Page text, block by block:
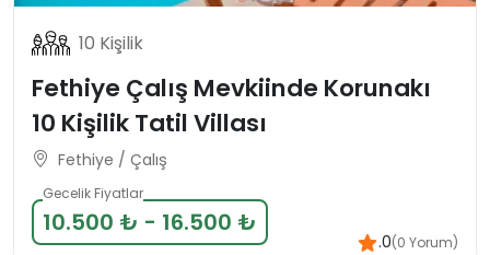
10 Kişilik
Fethiye Çalış Mevkiinde Korunakı
10 Kişilik Tatil Villası
Fethiye / Çalış
Gecelik Fiyatlar
10.500 ₺ - 16.500 ₺
.0(0 Yorum)